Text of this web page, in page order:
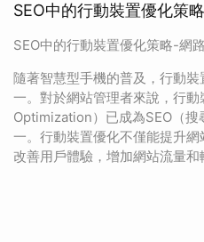
SEO中的行動裝置優化策
SEO中的行動裝置優化策略-網
隨著智慧型手機的普及，行動
一。對於網站管理者來說，行
Optimization）已成為SEO（搜
一。行動裝置優化不僅能提升
改善用戶體驗，增加網站流量和